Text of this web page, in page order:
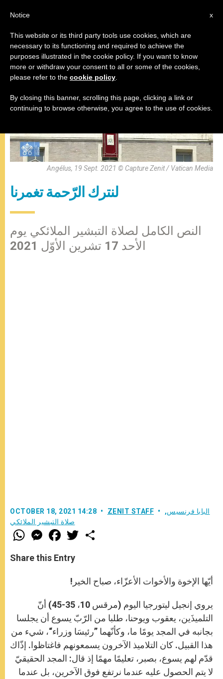
البابا فرنسيس ,صلاة التبشير الملائكي
Angélus, 19 Sept. 2021 © Capture Zenit / Vatican Media
لنترك الرّحمة تغمرنا
النص الكامل لصلاة التبشير الملائكي يوم
الأحد 17 تشرين الأوّل 2021
OCTOBER 18, 2021 14:28 ZENIT STAFF البابا فرنسيس,
صلاة التبشير الملائكي
W
h
t
s
M
e
s
e
F
a
e
b
w
r
Share this Entry
أيّها الإخوة والأخوات الأعزّاء، صباح الخير!
يروي إنجيل ليتورجيا اليوم (مرقس 10، 35-45) أنّ
التلميذَين، يعقوب ويوحنا، طلبا من الرّبّ يسوع أن يجلسا
بجانبه في المجد يومًا ما، وكأنّهما ”رئيسَا وزراء“، شيء من
هذا القبيل. كان التلاميذ الآخرون يسمعونهم فاغتاظوا. إذّاك
قدّم لهم يسوع، بصبر، تعليمًا مهمًا إذ قال: المجد الحقيقيّ
لا يتم الحصول عليه عندما نرتفع فوق الآخرين، بل عندما
x
Notice
This website or its third party tools use cookies, which are
necessary to its functioning and required to achieve the
purposes illustrated in the cookie policy. If you want to know
more or withdraw your consent to all or some of the cookies,
please refer to the cookie policy
By closing this banner, scrolling this page, clicking a link or
continuing to browse otherwise, you agree to the use of cookies.